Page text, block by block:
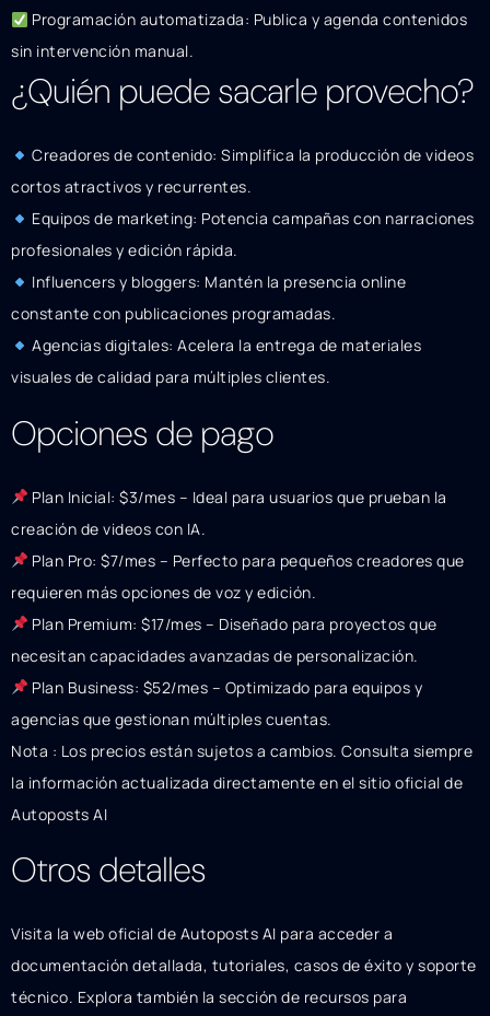
Programación automatizada: Publica y agenda contenidos
sin intervención manual.
¿Quién puede sacarle provecho?
Creadores de contenido: Simplifica la producción de videos
cortos atractivos y recurrentes.
Equipos de marketing: Potencia campañas con narraciones
profesionales y edición rápida.
Influencers y bloggers: Mantén la presencia online
constante con publicaciones programadas.
Agencias digitales: Acelera la entrega de materiales
visuales de calidad para múltiples clientes.
Opciones de pago
Plan Inicial: $3/mes – Ideal para usuarios que prueban la
creación de videos con IA.
Plan Pro: $7/mes – Perfecto para pequeños creadores que
requieren más opciones de voz y edición.
Plan Premium: $17/mes – Diseñado para proyectos que
necesitan capacidades avanzadas de personalización.
Plan Business: $52/mes – Optimizado para equipos y
agencias que gestionan múltiples cuentas.
Nota : Los precios están sujetos a cambios. Consulta siempre
la información actualizada directamente en el sitio oficial de
Autoposts AI
Otros detalles
Visita la web oficial de Autoposts AI para acceder a
documentación detallada, tutoriales, casos de éxito y soporte
técnico. Explora también la sección de recursos para